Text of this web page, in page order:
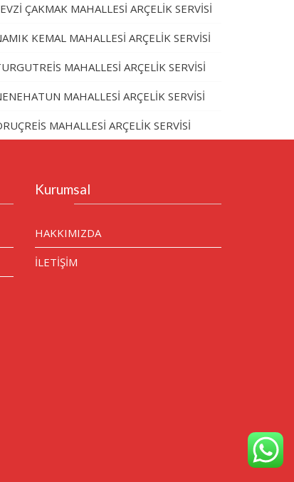
ÇAKMAK MAHALLESİ ARÇELİK SERVİSİ
KEMAL MAHALLESİ ARÇELİK SERVİSİ
MAHALLESİ ARÇELİK SERVİSİ
MAHALLESİ ARÇELİK SERVİSİ
MAHALLESİ ARÇELİK SERVİSİ
Kurumsal
HAKKIMIZDA
İLETİŞİM